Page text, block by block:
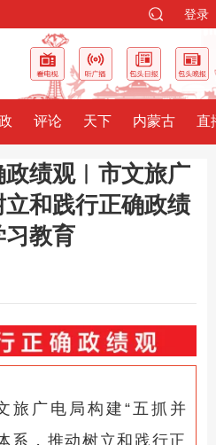
登录
评论 天下 内蒙古 直
绩观︱市文旅广
和践行正确政绩
习教育
旅广电局构建“五抓并
系，推动树立和践行正